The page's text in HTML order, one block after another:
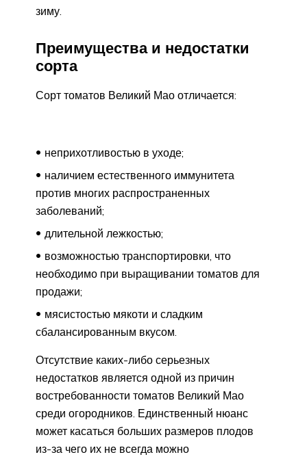
зиму.
Преимущества и недостатки
сорта
Сорт томатов Великий Мао отличается:
неприхотливостью в уходе;
наличием естественного иммунитета
против многих распространенных
заболеваний;
длительной лежкостью;
возможностью транспортировки, что
необходимо при выращивании томатов для
продажи;
мясистостью мякоти и сладким
сбалансированным вкусом.
Отсутствие каких-либо серьезных
недостатков является одной из причин
востребованности томатов Великий Мао
среди огородников. Единственный нюанс
может касаться больших размеров плодов
из-за чего их не всегда можно